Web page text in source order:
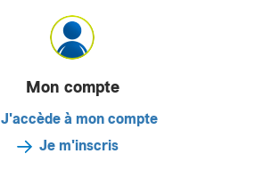
Mon compte
J'accède à mon compte
Je m'inscris